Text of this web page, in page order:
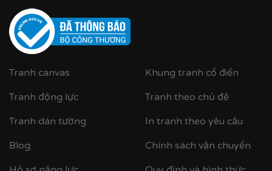
Tranh canvas
Tranh động lực
Tranh dán tường
Blog
Khung tranh cổ điển
Tranh theo chủ đề
In tranh theo yêu cầu
Chính sách vận chuyển